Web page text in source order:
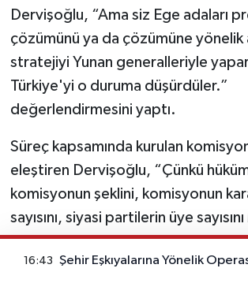
Dervişoğlu, “Ama siz Ege adaları
çözümünü ya da çözümüne yönelik
stratejiyi Yunan generalleriyle yapar
Türkiye'yi o duruma düşürdüler.”
değerlendirmesini yaptı.
Süreç kapsamında kurulan
eleştiren Dervişoğlu, “Çünkü
komisyonun şeklini, komisyonun
sayısını, siyasi partilerin üye
Başkanı ile birlikte müşterek
komisyona katılarak o komisyonun
16:43 Şehir Eşkıyalarına Yönelik